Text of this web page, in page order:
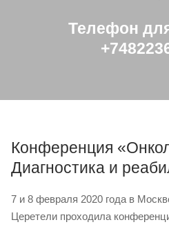
Телефон
Конференция
Диагностика и
7 и 8 февраля 2020 года в
Церетели проходила